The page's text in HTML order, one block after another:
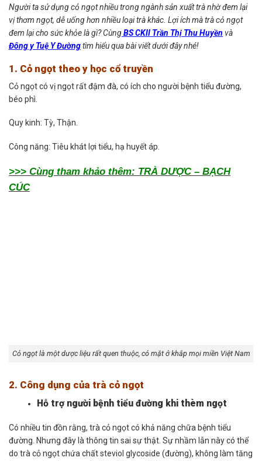
Người ta sử dụng cỏ ngọt nhiều trong ngành sản xuất trà nhờ đem lại
vị thơm ngọt, dễ uống hơn nhiều loại trà khác. Lợi ích mà trà cỏ ngọt
đem lại cho sức khỏe là gì? CùngBS CKII Trần Thị Thu Huyền và
Đông y Tuệ Y Đườngtìm hiểu qua bài viết dưới đây nhé!
1. Cỏ ngọt theo y học cổ truyền
Cỏ ngọt có vị ngọt rất đậm đà, có ích cho người bệnh tiểu đường,
béo phì.
Quy kinh: Tỳ, Thận.
Công năng: Tiêu khát lợi tiểu, hạ huyết áp.
>>> Cùng tham khảo thêm: TRÀ DƯỢC – BẠCH
CÚC
Cỏ ngọt là một dược liệu rất quen thuộc, có mặt ở khắp mọi miền Việt Nam
2. Công dụng của trà cỏ ngọt
Hỗ trợ người bệnh tiểu đường khi thèm ngọt
Có nhiều tin đồn rằng, trà cỏ ngọt có khả năng chữa bệnh tiểu
đường. Nhưng đây là thông tin sai sự thật. Sự nhầm lẫn này có thể
do trà cỏ ngọt chứa chất steviol glycoside (đường), không làm tăng